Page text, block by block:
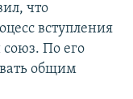
что
вступления
По его
общим